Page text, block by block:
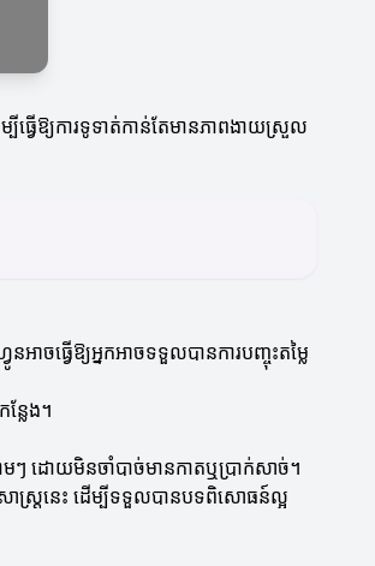
បីធ្វើឱ្យការទូទាត់កាន់តែមានភាពងាយស្រួល
ចធ្វើឱ្យអ្នកអាចទទួលបានការបញ្ចុះតម្លៃ
លែង។
លាមៗ ដោយមិនចាំបាច់មានកាតឬប្រាក់សាច់។
ាស្ត្រនេះ ដើម្បីទទួលបានបទពិសោធន៍ល្អ